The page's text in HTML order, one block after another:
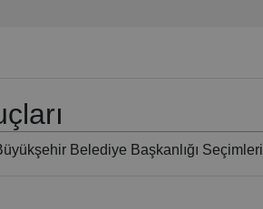
Belediye Başkanlığı Seçimleri